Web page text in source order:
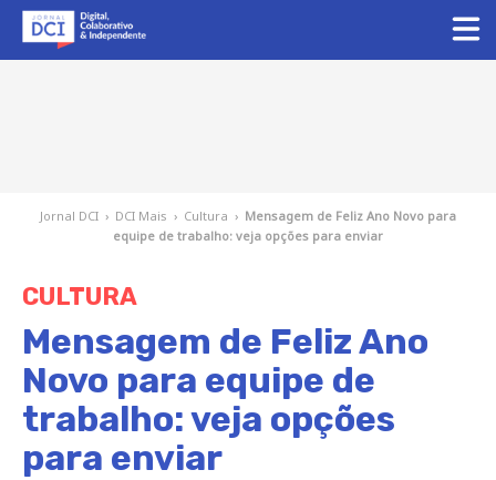
Jornal DCI › DCI Mais › Cultura › Mensagem de Feliz Ano Novo para
equipe de trabalho: veja opções para enviar
CULTURA
Mensagem de Feliz Ano
Novo para equipe de
trabalho: veja opções
para enviar